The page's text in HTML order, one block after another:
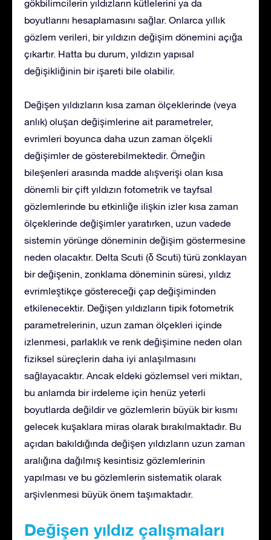
gökbilimcilerin yıldızların kütlelerini ya da
boyutlarını hesaplamasını sağlar. Onlarca yıllık
gözlem verileri, bir yıldızın değişim dönemini açığa
çıkartır. Hatta bu durum, yıldızın yapısal
değişikliğinin bir işareti bile olabilir.
Değişen yıldızların kısa zaman ölçeklerinde (veya
anlık) oluşan değişimlerine ait parametreler,
evrimleri boyunca daha uzun zaman ölçekli
değişimler de gösterebilmektedir. Örneğin
bileşenleri arasında madde alışverişi olan kısa
dönemli bir çift yıldızın fotometrik ve tayfsal
gözlemlerinde bu etkinliğe ilişkin izler kısa zaman
ölçeklerinde değişimler yaratırken, uzun vadede
sistemin yörünge döneminin değişim göstermesine
neden olacaktır. Delta Scuti (δ Scuti) türü zonklayan
bir değişenin, zonklama döneminin süresi, yıldız
evrimleştikçe göstereceği çap değişiminden
etkilenecektir. Değişen yıldızların tipik fotometrik
parametrelerinin, uzun zaman ölçekleri içinde
izlenmesi, parlaklık ve renk değişimine neden olan
fiziksel süreçlerin daha iyi anlaşılmasını
sağlayacaktır. Ancak eldeki gözlemsel veri miktarı,
bu anlamda bir irdeleme için henüz yeterli
boyutlarda değildir ve gözlemlerin büyük bir kısmı
gelecek kuşaklara miras olarak bırakılmaktadır. Bu
açıdan bakıldığında değişen yıldızların uzun zaman
aralığına dağılmış kesintisiz gözlemlerinin
yapılması ve bu gözlemlerin sistematik olarak
arşivlenmesi büyük önem taşımaktadır.
Değişen yıldız çalışmaları